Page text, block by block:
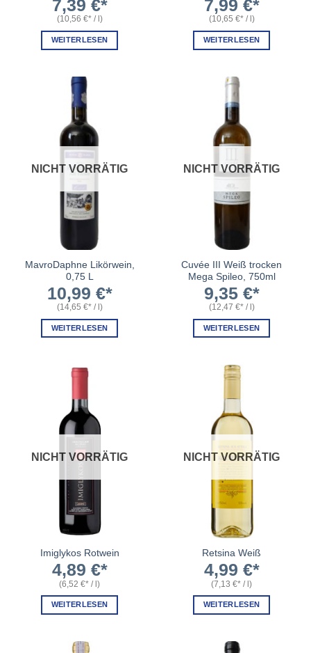
7,39 €
(10,56 € / )
WEITERLESEN
7,99 €
(10,65 € / )
WEITERLESEN
NICHT VORRÄTIG
MavroDaphne Likörwein,
0,75 L
10,99 €
(14,65 € / )
WEITERLESEN
NICHT VORRÄTIG
Cuvée III Weiß trocken
Mega Spileo, 750ml
9,35 €
(12,47 € / )
WEITERLESEN
NICHT VORRÄTIG
Imiglykos Rotwein
4,89 €
(6,52 € /l)
WEITERLESEN
NICHT VORRÄTIG
Retsina Weiß
4,99 €
(7,13 € /l)
WEITERLESEN